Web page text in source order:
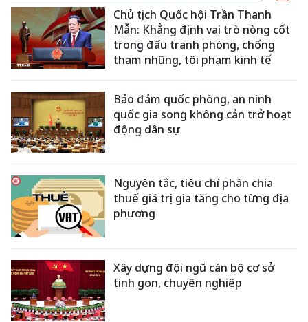
Chủ tịch Quốc hội Trần Thanh
Mẫn: Khẳng định vai trò nòng cốt
trong đấu tranh phòng, chống
tham nhũng, tội phạm kinh tế
Bảo đảm quốc phòng, an ninh
quốc gia song không cản trở hoạt
động dân sự
Nguyên tắc, tiêu chí phân chia
thuế giá trị gia tăng cho từng địa
phương
Xây dựng đội ngũ cán bộ cơ sở
tinh gọn, chuyên nghiệp